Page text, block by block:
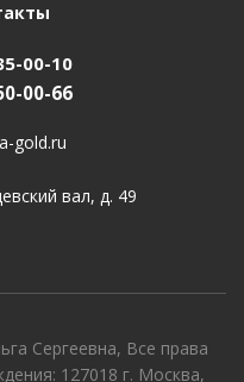
00-10
00-66
gold.ru
вал, д. 49
Сергеевна, Все права
127018 г. Москва,